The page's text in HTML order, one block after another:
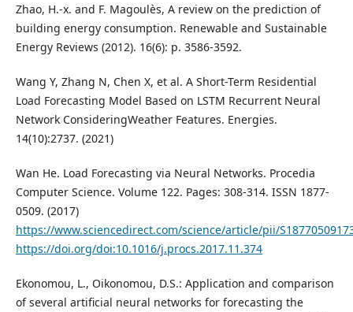
Zhao, H.-x. and F. Magoulès, A review on the prediction of
building energy consumption. Renewable and Sustainable
Energy Reviews (2012). 16(6): p. 3586-3592.
Wang Y, Zhang N, Chen X, et al. A Short-Term Residential
Load Forecasting Model Based on LSTM Recurrent Neural
Network ConsideringWeather Features. Energies.
14(10):2737. (2021)
Wan He. Load Forecasting via Neural Networks. Procedia
Computer Science. Volume 122. Pages: 308-314. ISSN 1877-
0509. (2017)
https://www.sciencedirect.com/science/article/pii/
https://doi.org/doi:10.1016/j.procs.2017.11.374
Ekonomou, L., Oikonomou, D.S.: Application and comparison
of several artificial neural networks for forecasting the